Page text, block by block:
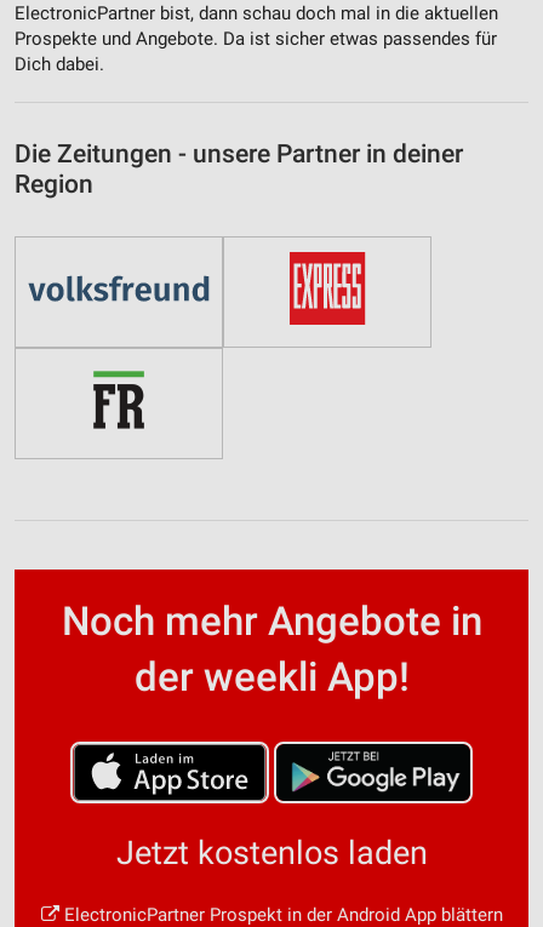
ElectronicPartner bist, dann schau doch mal in die aktuellen
Prospekte und Angebote. Da ist sicher etwas passendes für
Dich dabei.
Die Zeitungen - unsere Partner in deiner
Region
Noch mehr Angebote in
der weekli App!
Jetzt kostenlos laden
ElectronicPartner Prospekt in der Android App blättern